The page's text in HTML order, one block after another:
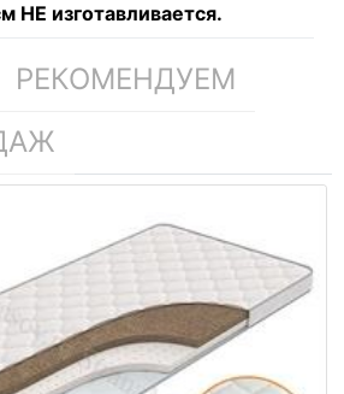
НЕ изготавливается.
РЕКОМЕНДУЕМ